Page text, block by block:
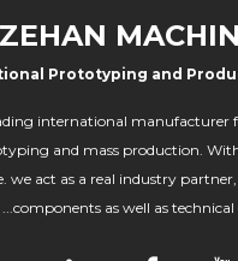
ZEHAN
Prototyping and
international manufacturer
and mass production.
we act as a real industry
components as well as technical